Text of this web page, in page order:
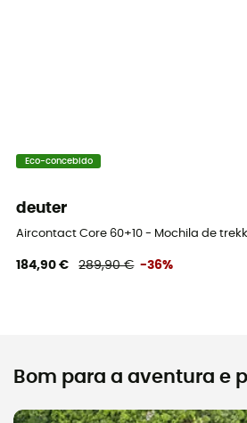
Eco-concebido
deuter
Aircontact Core 60+10 - Mochila de
184,90 € 289,90 € -36%
Bom para a aventura e